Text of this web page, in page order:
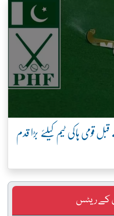
ہاکی ٹیم کیلئے بڑا قدم
کے ریٹس